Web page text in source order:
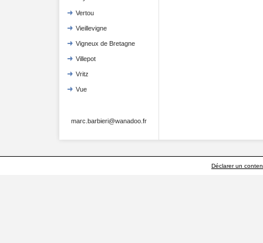
Vertou
Vieillevigne
Vigneux de Bretagne
Villepot
Vritz
Vue
marc.barbieri@wanadoo.fr
Déclarer un